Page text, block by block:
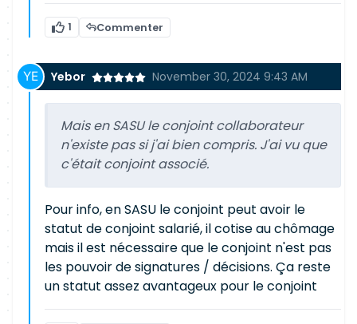
1 Commenter
Yebor November 30, 2024 9:43 AM
Mais en SASU le conjoint collaborateur
n'existe pas si j'ai bien compris. J'ai vu que
c'était conjoint associé.
Pour info, en SASU le conjoint peut avoir le
statut de conjoint salarié, il cotise au chômage
mais il est nécessaire que le conjoint n'est pas
les pouvoir de signatures / décisions. Ça reste
un statut assez avantageux pour le conjoint